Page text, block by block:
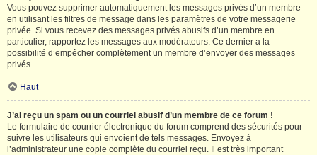
Vous pouvez supprimer automatiquement les messages privés d’un membre
en utilisant les filtres de message dans les paramètres de votre messagerie
privée. Si vous recevez des messages privés abusifs d’un membre en
particulier, rapportez les messages aux modérateurs. Ce dernier a la
possibilité d’empêcher complètement un membre d’envoyer des messages
privés.
Haut
J’ai reçu un spam ou un courriel abusif d’un membre de ce forum !
Le formulaire de courrier électronique du forum comprend des sécurités pour
suivre les utilisateurs qui envoient de tels messages. Envoyez à
l’administrateur une copie complète du courriel reçu. Il est très important